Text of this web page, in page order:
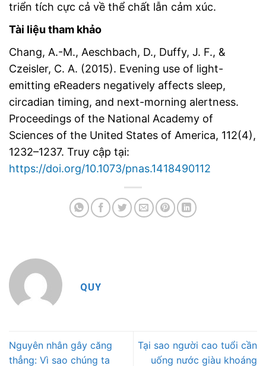
triển tích cực cả về thể chất lẫn cảm xúc.
Tài liệu tham khảo
Chang, A.-M., Aeschbach, D., Duffy, J. F., &
Czeisler, C. A. (2015). Evening use of light-
emitting eReaders negatively affects sleep,
circadian timing, and next-morning alertness.
Proceedings of the National Academy of
Sciences of the United States of America, 112(4),
1232–1237. Truy cập tại:
https://doi.org/10.1073/pnas.1418490112
QUY
Nguyên nhân gây căng
thẳng: Vì sao chúng ta
Tại sao người cao tuổi cần
uống nước giàu khoáng